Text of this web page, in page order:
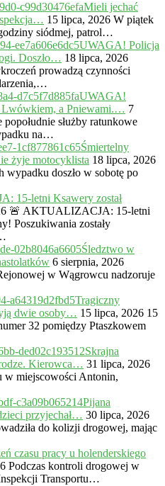
Mieli jechać
15 lipca, 2026 W piątek
siódmej, patrol…
UWAGA! Policja
Doszło… 18 lipca, 2026
prowadzą czynności
UWAGA!
Lwówkiem, a Pniewami.… 7
służby ratunkowe
na…
Śmiertelny
żyje motocyklista 18 lipca, 2026
wypadku doszło w sobotę po
15-letni Ksawery został
🚨 AKTUALIZACJA: 15-letni
Poszukiwania zostały
Śledztwo w
6 sierpnia, 2026
w Wągrowcu nadzoruje
Tragiczny
dwie osoby… 15 lipca, 2026 15
32 pomiędzy Ptaszkowem
Skrajna
Kierowca… 31 lipca, 2026
w miejscowości Antonin,
Pijana
przyjechał… 30 lipca, 2026
do kolizji drogowej, mając
czasu pracy u holenderskiego
Podczas kontroli drogowej w
Transportu…